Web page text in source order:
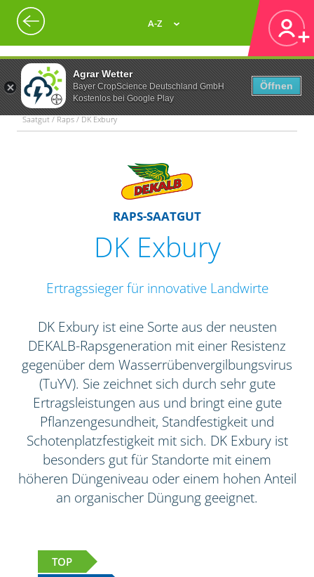
Agrar Wetter
Bayer CropScience Deutschland GmbH
Kostenlos bei Google Play
Öffnen
A-Z
Saatgut / Raps / DK Exbury
RAPS-SAATGUT
DK Exbury
Ertragssieger für innovative Landwirte
DK Exbury ist eine Sorte aus der neusten
DEKALB-Rapsgeneration mit einer Resistenz
gegenüber dem Wasserrübenvergilbungsvirus
(TuYV). Sie zeichnet sich durch sehr gute
Ertragsleistungen aus und bringt eine gute
Pflanzengesundheit, Standfestigkeit und
Schotenplatzfestigkeit mit sich. DK Exbury ist
besonders gut für Standorte mit einem
höheren Düngeniveau oder einem hohen Anteil
an organischer Düngung geeignet.
TOP